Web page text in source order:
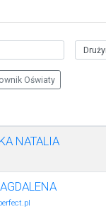
Oświaty
NATALIA